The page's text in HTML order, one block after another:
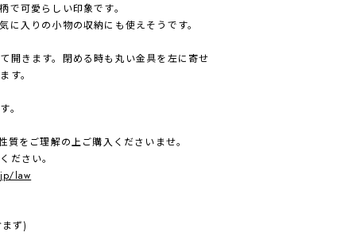
で可愛らしい印象です。
入りの小物の収納にも使えそうです。
開きます。閉める時も丸い金具を左に寄せ
す。
。
をご理解の上ご購入くださいませ。
ださい。
law
ず)